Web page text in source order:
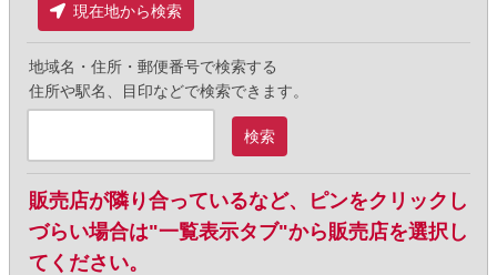
現在地から検索
地域名・住所・郵便番号で検索する
住所や駅名、目印などで検索できます。
検索
販売店が隣り合っているなど、ピンをクリックし
づらい場合は"一覧表示タブ"から販売店を選択し
てください。